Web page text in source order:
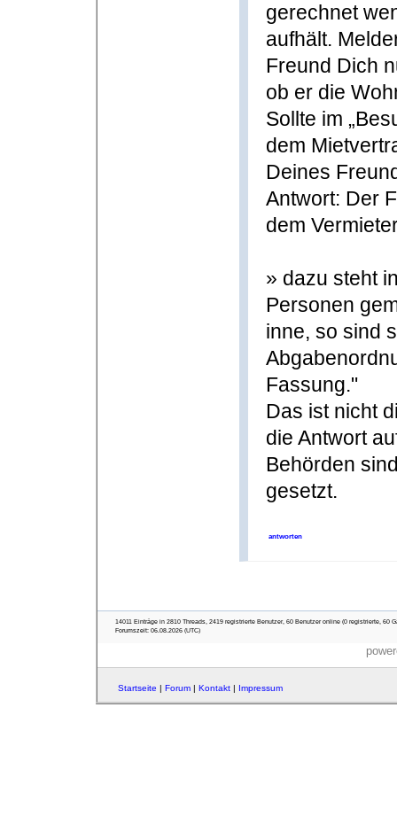
gerechnet
aufhält.
Freund Dich
ob er die
Sollte im
dem
Deines
Antwort: Der
dem
» dazu steht
Personen
inne, so sind
Fassung."
Das ist nicht
die Antwort
Behörden
gesetzt.
antworten
14011 Einträge in 2810 Threads, 2419 registrierte Benutzer, 60 Benutzer online (0 registrierte, 60
Forumszeit: 06.08.2026 (UTC)
Startseite | Forum| Kontakt| Impressum